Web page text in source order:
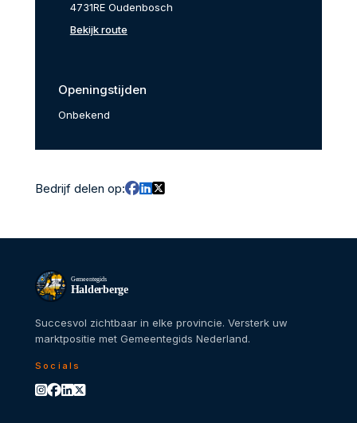
4731RE Oudenbosch
Bekijk route
Openingstijden
Onbekend
Bedrijf delen op:
Gemeentegids
Halderberge
Succesvol zichtbaar in elke provincie. Versterk uw
marktpositie met Gemeentegids Nederland.
Socials